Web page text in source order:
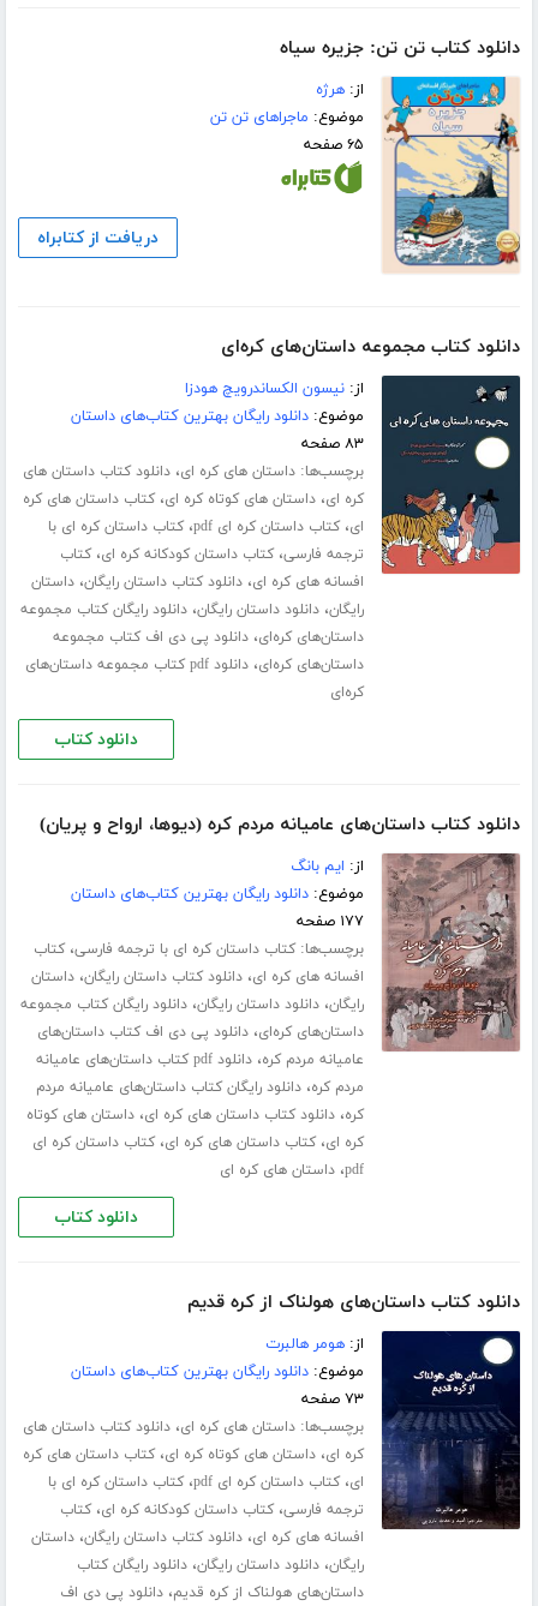
دانلود کتاب تن تن: جزیره سیاه
از:هرژه
موضوع: ماجراهای تن تن
۶۵ صفحه
دریافت از کتابراه
دانلود کتاب مجموعه داستان‌های کره‌ای
از:نیسون الکساندرویچ هودزا
موضوع:دانلود رایگان بهترین کتاب‌های داستان
۸۳ صفحه
برچسب‌ها:داستان های کره ای،دانلود کتاب داستان های
کره ای،داستان های کوتاه کره ای،کتاب داستان های کره
ای،کتاب داستان کره ای pdf ،کتاب داستان کره ای با
ترجمه فارسی،کتاب داستان کودکانه کره ای،کتاب
افسانه های کره ای،دانلود کتاب داستان رایگان،داستان
رایگان،دانلود داستان رایگان،دانلود رایگان کتاب مجموعه
داستان‌های کره‌ای،دانلود پی دی اف کتاب مجموعه
داستان‌های کره‌ای،
دانلود pdf کتاب مجموعه داستان‌های
کره‌ای
دانلود کتاب
دانلود کتاب داستان‌های عامیانه مردم کره (دیوها، ارواح و پریان)
از: ایم بانگ
موضوع:دانلود رایگان بهترین کتاب‌های داستان
۱۷۷ صفحه
برچسب‌ها:کتاب داستان کره ای با ترجمه فارسی،کتاب
افسانه های کره ای،دانلود کتاب داستان رایگان،داستان
رایگان،دانلود داستان رایگان،دانلود رایگان کتاب مجموعه
داستان‌های کره‌ای،دانلود پی دی اف کتاب داستان‌های
عامیانه مردم کره،
دانلود pdf کتاب داستان‌های عامیانه
مردم کره،دانلود رایگان کتاب داستان‌های عامیانه مردم
کره،دانلود کتاب داستان های کره ای،داستان های کوتاه
کره ای،کتاب داستان های کره ای،کتاب داستان کره ای
pdf،داستان های کره ای
دانلود کتاب
دانلود کتاب داستان‌های هولناک از کره قدیم
از:هومر هالبرت
موضوع:دانلود رایگان بهترین کتاب‌های داستان
۷۳ صفحه
برچسب‌ها:داستان های کره ای،دانلود کتاب داستان های
کره ای،داستان های کوتاه کره ای،کتاب داستان های کره
ای،کتاب داستان کره ای pdf ،کتاب داستان کره ای با
ترجمه فارسی،کتاب داستان کودکانه کره ای،کتاب
افسانه های کره ای،دانلود کتاب داستان رایگان،داستان
رایگان،دانلود داستان رایگان،دانلود رایگان کتاب
داستان‌های هولناک از کره قدیم،دانلود پی دی اف